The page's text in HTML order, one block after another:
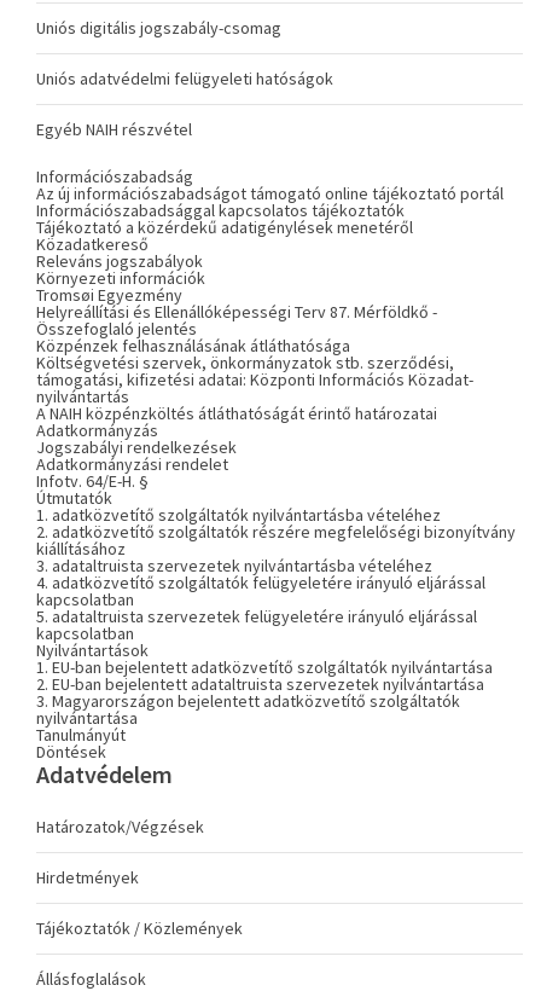
Uniós digitális jogszabály-csomag
Uniós adatvédelmi felügyeleti hatóságok
Egyéb NAIH részvétel
Információszabadság
Az új információszabadságot támogató online tájékoztató portál
Információszabadsággal kapcsolatos tájékoztatók
Tájékoztató a közérdekű adatigénylések menetéről
Közadatkereső
Releváns jogszabályok
Környezeti információk
Tromsøi Egyezmény
Helyreállítási és Ellenállóképességi Terv 87. Mérföldkő -
Összefoglaló jelentés
Közpénzek felhasználásának átláthatósága
Költségvetési szervek, önkormányzatok stb. szerződési,
támogatási, kifizetési adatai: Központi Információs Közadat-
nyilvántartás
A NAIH közpénzköltés átláthatóságát érintő határozatai
Adatkormányzás
Jogszabályi rendelkezések
Adatkormányzási rendelet
Infotv. 64/E-H. §
Útmutatók
1. adatközvetítő szolgáltatók nyilvántartásba vételéhez
2. adatközvetítő szolgáltatók részére megfelelőségi bizonyítvány
kiállításához
3. adataltruista szervezetek nyilvántartásba vételéhez
4. adatközvetítő szolgáltatók felügyeletére irányuló eljárással
kapcsolatban
5. adataltruista szervezetek felügyeletére irányuló eljárással
kapcsolatban
Nyilvántartások
1. EU-ban bejelentett adatközvetítő szolgáltatók nyilvántartása
2. EU-ban bejelentett adataltruista szervezetek nyilvántartása
3. Magyarországon bejelentett adatközvetítő szolgáltatók
nyilvántartása
Tanulmányút
Döntések
Adatvédelem
Határozatok/Végzések
Hirdetmények
Tájékoztatók / Közlemények
Állásfoglalások